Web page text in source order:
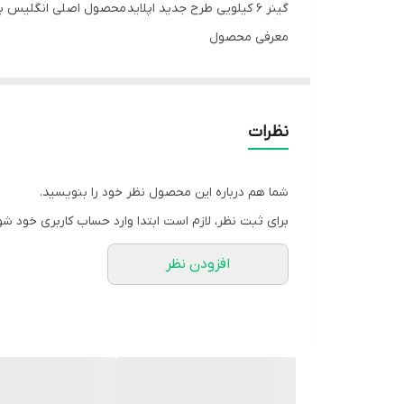
گینر ۶ کیلویی طرح جدید اپلاید محصول اصلی انگلیس با ضمانت اصالت
معرفی محصول
نقش مهمی در سنتز پروتئین ایفا می‌کنند و می‌توانند
انتخاب است:• افرادی که خواهان فرمول افزایش توده
فرمول اصلی Critical Mass™
✔️اسیدهای چرب ضروری (EFA)، پودر CLA و MCT اضافه شده است
نظرات
شما هم درباره این محصول نظر خود را بنویسید.
برای ثبت نظر، لازم است ابتدا وارد حساب کاربری خود
افزودن نظر